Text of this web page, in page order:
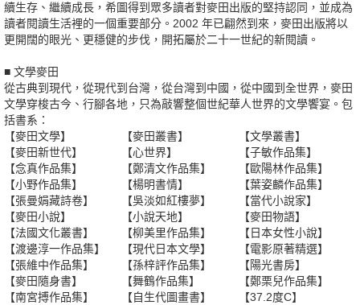
續生存、繼續成長，希圖得到眾多讀者對麥田出版的堅持認同，並成為
讀者閱讀生活裡的一個重要部分。2002 年已翩然到來，麥田出版將以
更開闊的眼光、更穩健的步伐，開拓屬於二十一世紀的新閱讀。
■ 文學麥田
從古典到現代，從現代到台灣，從台灣到中國，從中國到全世界，麥田
文學穿梭古今、行腳各地，只為敲響整個世紀華人世界的文學饗宴。包
括書系：
【麥田文學】
【麥田叢書】
【文學叢書】
【麥田新世代】
【心世界】
【子敏作品集】
【念真作品集】
【鄭清文作品集】
【歐陽林作品集】
【小野作品集】
【楊明書情】
【葉姿麟作品集】
【張曼娟藏詩卷】
【吳淡如紅樓夢】
【當代小說家】
【麥田小說】
【小說天地】
【麥田物語】
【法國文化叢書】
【柳美里作品集】
【日本女性小說】
【渡邊淳一作品集】
【現代日本文學】
【電影原著精選】
【張維中作品集】
【孫梓評作品集】
【陽光書房】
【麥田隨身書】
【舞鶴作品集】
【鄭栗兒作品集】
【南宮搏作品集】
【自生代圖畫書】
【37.2度C】